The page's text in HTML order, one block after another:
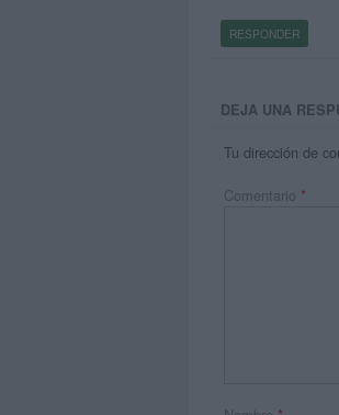
RESPONDER
DEJA UNA
Tu dirección de
Comentario *